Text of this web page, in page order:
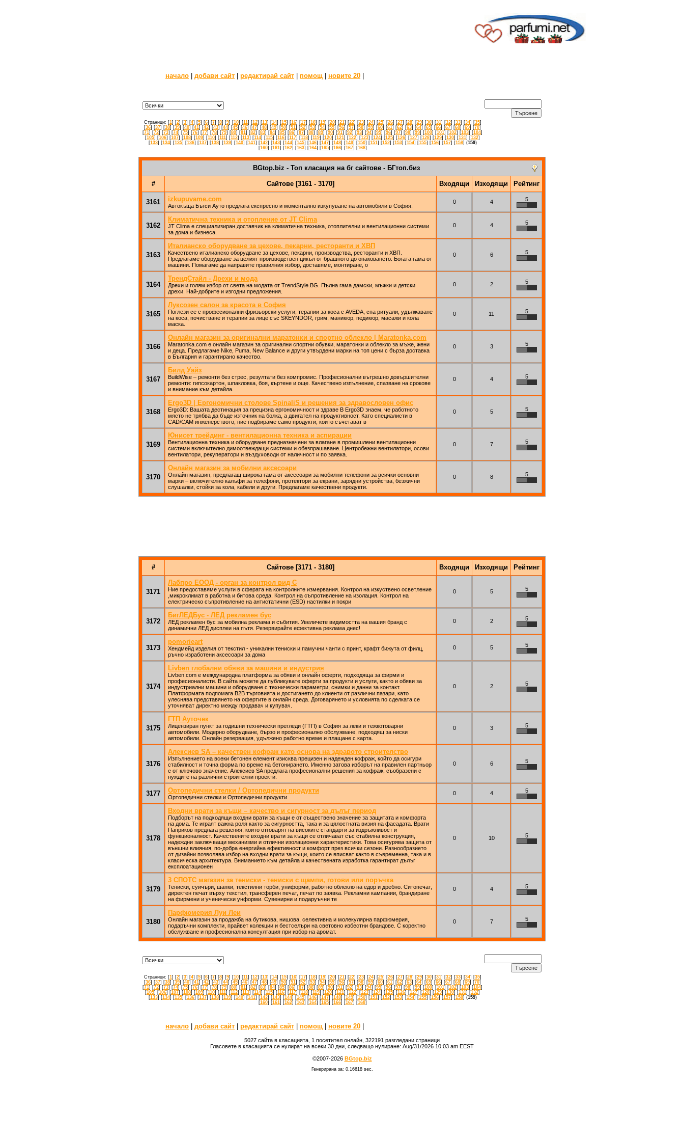
начало добави сайт редактирай сайт помощ новите 20
Страници: [1] [2] [3] [4] [5] [6] [7] [8] [9] [10] [11] [12] [13] [14] [15] [16] [17] [18] [19] [20] [21] [22] [23] [24] [25] [26] [27] [28] [29] [30] [31] [32] [33] [34] [35]
[36] [37] [38] [39] [40] [41] [42] [43] [44] [45] [46] [47] [48] [49] [50] [51] [52] [53] [54] [55] [56] [57] [58] [59] [60] [61] [62] [63] [64] [65] [66] [67] [68] [69] [70]
[71] [72] [73] [74] [75] [76] [77] [78] [79] [80] [81] [82] [83] [84] [85] [86] [87] [88] [89] [90] [91] [92] [93] [94] [95] [96] [97] [98] [99] [100] [101] [102] [103] [104]
[105] [106] [107] [108] [109] [110] [111] [112] [113] [114] [115] [116] [117] [118] [119] [120] [121] [122] [123] [124] [125] [126] [127] [128] [129] [130] [131] [132]
[133] [134] [135] [136] [137] [138] [139] [140] [141] [142] [143] [144] [145] [146] [147] [148] [149] [150] [151] [152] [153] [154] [155] [156] [157] [158] (159)
[160] [161] [162] [163] [164] [165] [166] [167] [168]
BGtop.biz - Топ класация на бг сайтове - БГтоп.биз
# Сайтове [3161 - 3170] Входящи Изходящи Рейтинг
3161 izkupuvame.com
Автокъща Бъгси Ауто предлага експресно и моментално изкупуване на автомобили в София.
0 4 5
3162
Климатична техника и отопление от JT Clima
JT Clima е специализиран доставчик на климатична техника, отоплителни и вентилационни системи
за дома и бизнеса.
0 4 5
3163
Италианско оборудване за цехове, пекарни, ресторанти и ХВП
Качествено италианско оборудване за цехове, пекарни, производства, ресторанти и ХВП.
Предлагаме оборудване за целият производствен цикъл от брашното до опаковането. Богата гама от
машини. Помагаме да направите правилния избор, доставяме, монтиране, о
0 6 5
3164
ТрендСтайл - Дрехи и мода
Дрехи и голям избор от света на модата от TrendStyle.BG. Пълна гама дамски, мъжки и детски
дрехи. Най-добрите и изгодни предложения.
0 2 5
3165
Луксозен салон за красота в София
Поглези се с професионални фризьорски услуги, терапии за коса с AVEDA, спа ритуали, удължаване
на коса, почистване и терапии за лице със SKEYNDOR, грим, маникюр, педикюр, масажи и кола
маска.
0 11 5
3166
Онлайн магазин за оригинални маратонки и спортно облекло | Maratonka.com
Maratonka.com е онлайн магазин за оригинални спортни обувки, маратонки и облекло за мъже, жени
и деца. Предлагаме Nike, Puma, New Balance и други утвърдени марки на топ цени с бърза доставка
в България и гарантирано качество.
0 3 5
3167
Билд Уайз
BuildWise – ремонти без стрес, резултати без компромис. Професионални вътрешно довършителни
ремонти: гипсокартон, шпакловка, боя, къртене и още. Качествено изпълнение, спазване на срокове
и внимание към детайла.
0 4 5
3168
Ergo3D | Ергономични столове SpinaliS и решения за здравословен офис
Ergo3D: Вашата дестинация за прецизна ергономичност и здраве В Ergo3D знаем, че работното
място не трябва да бъде източник на болка, а двигател на продуктивност. Като специалисти в
CAD/CAM инженерството, ние подбираме само продукти, които съчетават в
0 5 5
3169
Юнисет трейдинг - вентилационна техника и аспирации
Вентилационна техника и оборудване предназначени за влагане в промишлени вентилационни
системи включително димоотвеждащи системи и обезпрашаване. Центробежни вентилатори, осови
вентилатори, рекуператори и въздуховоди от наличност и по заявка.
0 7 5
3170
Онлайн магазин за мобилни аксесоари
Онлайн магазин, предлагащ широка гама от аксесоари за мобилни телефони за всички основни
марки – включително калъфи за телефони, протектори за екрани, зарядни устройства, безжични
слушалки, стойки за кола, кабели и други. Предлагаме качествени продукти.
0 8 5
# Сайтове [3171 - 3180] Входящи Изходящи Рейтинг
3171
Лабпро ЕООД - орган за контрол вид С
Ние предоставяме услуги в сферата на контролните измервания. Контрол на изкуствено осветление
,микроклимат в работна и битова среда. Контрол на съпротивление на изолация. Контрол на
електрическо съпротивление на антистатични (ESD) настилки и покри
0 5 5
3172
БигЛЕДБус - ЛЕД рекламен бус
ЛЕД рекламен бус за мобилна реклама и събития. Увеличете видимостта на вашия бранд с
динамични ЛЕД дисплеи на пътя. Резервирайте ефективна реклама днес!
0 2 5
3173
pomorieart
Хендмейд изделия от текстил - уникални тениски и памучни чанти с принт, крафт бижута от филц,
ръчно изработени аксесоари за дома
0 5 5
3174
Livben глобални обяви за машини и индустрия
Livben.com е международна платформа за обяви и онлайн оферти, подходяща за фирми и
професионалисти. В сайта можете да публикувате оферти за продукти и услуги, както и обяви за
индустриални машини и оборудване с технически параметри, снимки и данни за контакт.
Платформата подпомага B2B търговията и достигането до клиенти от различни пазари, като
улеснява представянето на офертите в онлайн среда. Договарянето и условията по сделката се
уточняват директно между продавач и купувач.
0 2 5
3175
ГТП Ауточек
Лицензиран пункт за годишни технически прегледи (ГТП) в София за леки и тежкотоварни
автомобили. Модерно оборудване, бързо и професионално обслужване, подходящ за ниски
автомобили. Онлайн резервация, удължено работно време и плащане с карта.
0 3 5
3176
Алексиев SA – качествен кофраж като основа на здравото строителство
Изпълнението на всеки бетонен елемент изисква прецизен и надежден кофраж, който да осигури
стабилност и точна форма по време на бетонирането. Именно затова изборът на правилен партньор
е от ключово значение. Алексиев SA предлага професионални решения за кофраж, съобразени с
нуждите на различни строителни проекти.
0 6 5
3177 Ортопедични стелки / Ортопедични продукти
Ортопедични стелки и Ортопедични продукти
0 4 5
3178
Входни врати за къщи – качество и сигурност за дълъг период
Подборът на подходящи входни врати за къщи е от съществено значение за защитата и комфорта
на дома. Те играят важна роля както за сигурността, така и за цялостната визия на фасадата. Врати
Паприков предлага решения, които отговарят на високите стандарти за издръжливост и
функционалност. Качествените входни врати за къщи се отличават със стабилна конструкция,
надеждни заключващи механизми и отлични изолационни характеристики. Това осигурява защита от
външни влияния, по-добра енергийна ефективност и комфорт през всички сезони. Разнообразието
от дизайни позволява избор на входни врати за къщи, които се вписват както в съвременна, така и в
класическа архитектура. Вниманието към детайла и качествената изработка гарантират дълъг
експлоатационен
0 10 5
3179
3 СПОТС магазин за тениски - тениски с щампи, готови или поръчка
Тениски, суичъри, шапки, текстилни торби, униформи, работно облекло на едор и дребно. Ситопечат,
директен печат върху текстил, трансферен печат, печат по заявка. Рекламни кампании, брандиране
на фирмени и ученически унформи. Сувенирни и подаруъчни те
0 4 5
3180
Парфюмерия Луи Леи
Онлайн магазин за продажба на бутикова, нишова, селективна и молекулярна парфюмерия,
подаръчни комплекти, прайвет колекции и бестселъри на световно избестни брандове. С коректно
обслужване и професионална консултация при избор на аромат.
0 7 5
Страници: [1 ] [2] [3] [4] [5] [6] [7] [8] [9] [10] [11 ] [12] [13] [14] [15] [16] [17] [18] [19] [20] [21 ] [22] [23] [24] [25] [26] [27] [28] [29] [30] [31 ] [32] [33] [34] [35]
[36] [37] [38] [39] [40] [41 ] [42] [43] [44] [45] [46] [47] [48] [49] [50] [51 ] [52] [53] [54] [55] [56] [57] [58] [59] [60] [61 ] [62] [63] [64] [65] [66] [67] [68] [69] [70]
[71 ] [72] [73] [74] [75] [76] [77] [78] [79] [80] [81 ] [82] [83] [84] [85] [86] [87] [88] [89] [90] [91 ] [92] [93] [94] [95] [96] [97] [98] [99] [100] [101 ] [102] [103] [104]
[105] [106] [107] [108] [109] [110] [111 ] [112] [113] [114] [115] [116] [117] [118] [119] [120] [121 ] [122] [123] [124] [125] [126] [127] [128] [129] [130] [131 ] [132]
[133] [134] [135] [136] [137] [138] [139] [140] [141 ] [142] [143] [144] [145] [146] [147] [148] [149] [150] [151 ] [152] [153] [154] [155] [156] [157] [158] (159)
[160] [161 ] [162] [163] [164] [165] [166] [167] [168]
начало | добави сайт | редактирай сайт | помощ | новите 20 |
5027 сайта в класацията, 1 посетител онлайн, 322191 разгледани страници
Гласовете в класацията се нулират на всеки 30 дни, следващо нулиране: Aug/31/2026 10:03 am EEST
©2007-2026 BGtop.biz
Генерирана за: 0.16618 sec.